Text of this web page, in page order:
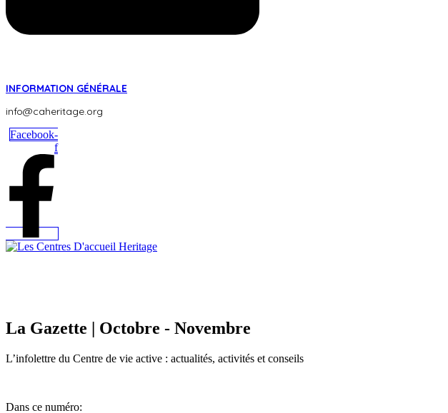
INFORMATION GÉNÉRALE
info@caheritage.org
Facebook-
f
La Gazette | Octobre - Novembre
L’infolettre du Centre de vie active : actualités, activités et conseils
Dans ce numéro: